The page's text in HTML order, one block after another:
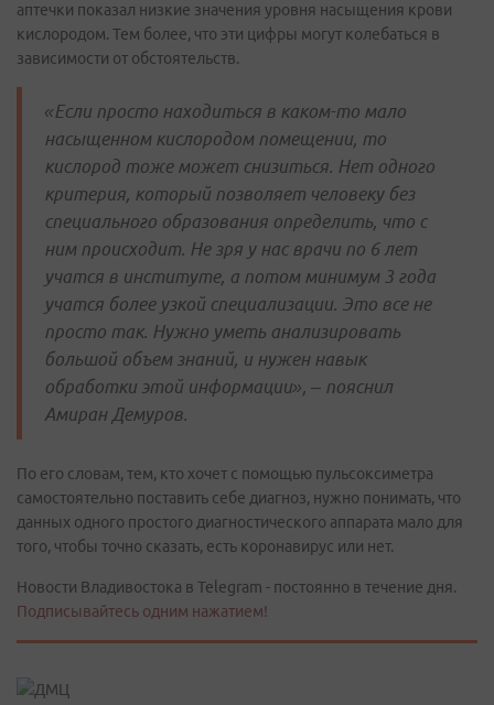
аптечки показал низкие значения уровня насыщения крови
кислородом. Тем более, что эти цифры могут колебаться в
зависимости от обстоятельств.
«Если просто находиться в каком-то мало
насыщенном кислородом помещении, то
кислород тоже может снизиться. Нет одного
критерия, который позволяет человеку без
специального образования определить, что с
ним происходит. Не зря у нас врачи по 6 лет
учатся в институте, а потом минимум 3 года
учатся более узкой специализации. Это все не
просто так. Нужно уметь анализировать
большой объем знаний, и нужен навык
обработки этой информации», – пояснил
Амиран Демуров.
По его словам, тем, кто хочет с помощью пульсоксиметра
самостоятельно поставить себе диагноз, нужно понимать, что
данных одного простого диагностического аппарата мало для
того, чтобы точно сказать, есть коронавирус или нет.
Новости Владивостока в Telegram - постоянно в течение дня.
Подписывайтесь одним нажатием!